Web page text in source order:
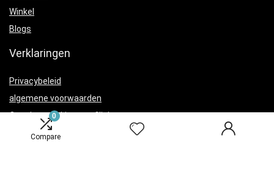
0
Compare
Winkel
Blogs
Verklaringen
Privacybeleid
algemene voorwaarden
Openbaarmaking van filialen